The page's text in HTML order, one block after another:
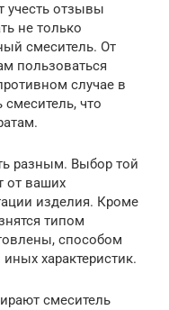
учесть отзывы
не только
смеситель. От
пользоваться
случае в
что
разным. Выбор той
от ваших
изделия. Кроме
типом
способом
характеристик.
смеситель